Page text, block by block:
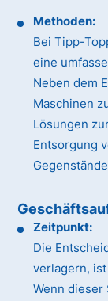
Methoden:
Bei Tipp-
eine
Neben dem
Maschinen
Lösungen
Entsorgung
Zeitpunkt:
Die
verlagern,
Wenn